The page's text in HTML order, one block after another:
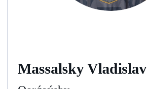
Massalsky Vladislav